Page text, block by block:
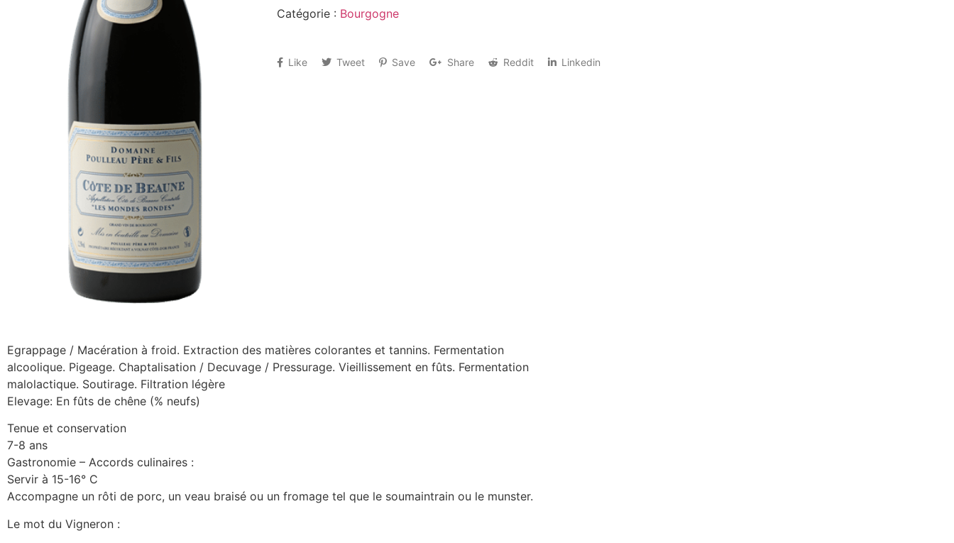
Catégorie : Bourgogne
Like Tweet Save Share Reddit Linkedin
Egrappage / Macération à froid. Extraction des matières colorantes et tannins. Fermentation
alcoolique. Pigeage. Chaptalisation / Decuvage / Pressurage. Vieillissement en fûts. Fermentation
malolactique. Soutirage. Filtration légère
Elevage: En fûts de chêne (% neufs)
Tenue et conservation
7-8 ans
Gastronomie – Accords culinaires :
Servir à 15-16° C
Accompagne un rôti de porc, un veau braisé ou un fromage tel que le soumaintrain ou le munster.
Le mot du Vigneron :